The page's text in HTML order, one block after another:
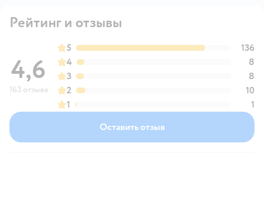
Рейтинг и отзывы
4,6
163 отзыва
5
136
4
8
3
8
2
10
1
1
Оставить отзыв